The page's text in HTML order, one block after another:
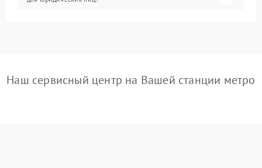
Наш сервисный центр на Вашей станции метро